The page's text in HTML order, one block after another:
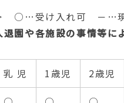
＞ ○…受け入れ可 －…
園や各施設の事情等に
乳 児 1歳児 2歳児